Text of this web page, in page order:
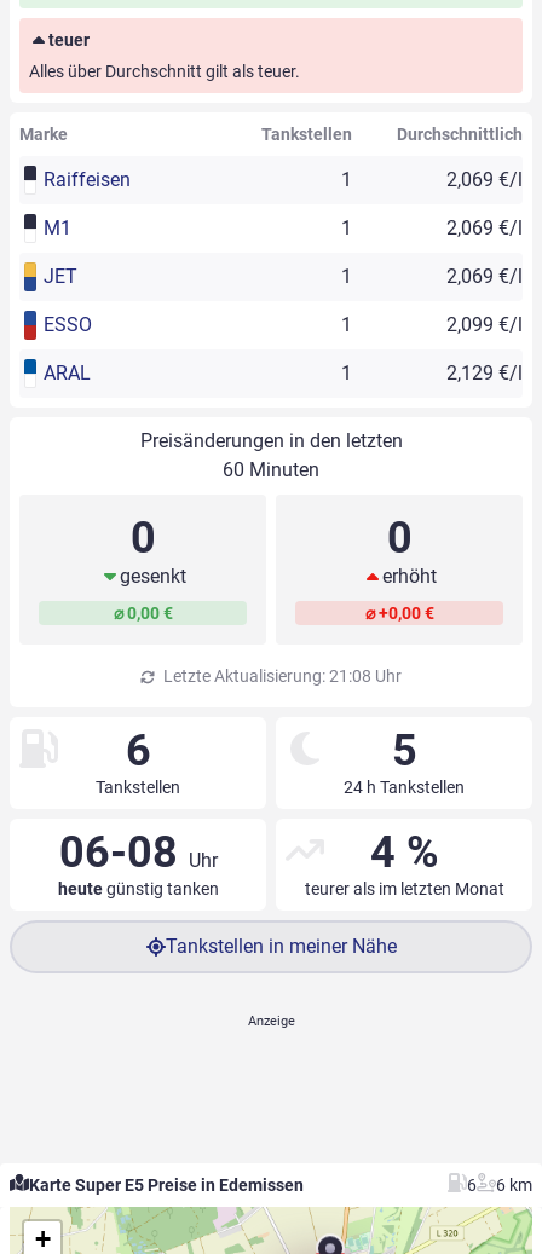
teuer
Alles über Durchschnitt gilt als teuer.
Marke Tankstellen Durchschnittlich
Raiffeisen 1 2,069 €/l
M1 1 2,069 €/l
JET 1 2,069 €/l
ESSO 1 2,099 €/l
ARAL 1 2,129 €/l
Preisänderungen in den letzten
60 Minuten
0
gesenkt
⌀ 0,00 €
0
erhöht
⌀ +0,00 €
Letzte Aktualisierung: 21:08 Uhr
6
Tankstellen
5
24 h Tankstellen
06-08 Uhr
heutegünstig tanken
4 %
teurer als im letzten Monat
Tankstellen in meiner Nähe
Karte Super E5 Preise in Edemissen 6 6 km
+